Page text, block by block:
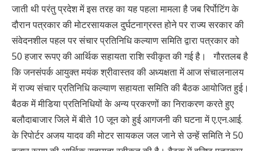
जाती थी परंतु प्रदेश में इस तरह का यह पहला मामला है जब रिर्पोटिंग के
दौरान पत्रकार की मोटरसायकल दुर्घटनाग्रस्त होने पर राज्य सरकार की
संवेदनशील पहल पर संचार प्रतिनिधि कल्याण समिति द्वारा पत्रकार को
50 हजार रूपए की आर्थिक सहायता राशि स्वीकृत की गई है। गौरतलब है
कि जनसंपर्क आयुक्त मयंक श्रीवास्तव की अध्यक्षता में आज संचालनालय
में राज्य संचार प्रतिनिधि कल्याण सहायता समिति की बैठक आयोजित हुई।
बैठक में मीडिया प्रतिनिधियों के अन्य प्रकरणों का निराकरण करते हुए
बलौदाबाजार जिले में बीते 10 जून को हुई आगजनी की घटना में ए.एन.आई.
के रिपोर्टर अजय यादव की मोटर सायकल जल जाने से उन्हें समिति ने 50